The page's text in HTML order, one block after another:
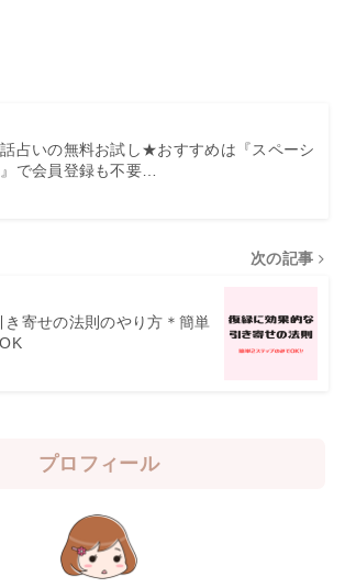
占いの無料お試し★おすすめは『スペーシ
で会員登録も不要…
次の記事
き寄せの法則のやり方＊簡単
プロフィール